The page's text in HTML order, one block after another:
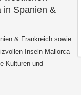
in Spanien &
& Frankreich sowie
Inseln Mallorca
Kulturen und